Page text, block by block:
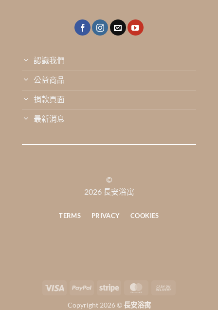
認識我們
公益商品
捐款頁面
最新消息
©
2026 長安浴寓
TERMS PRIVACY COOKIES
Visa PayPal Stripe MasterCard
Copyright 2026 © 長安浴寓